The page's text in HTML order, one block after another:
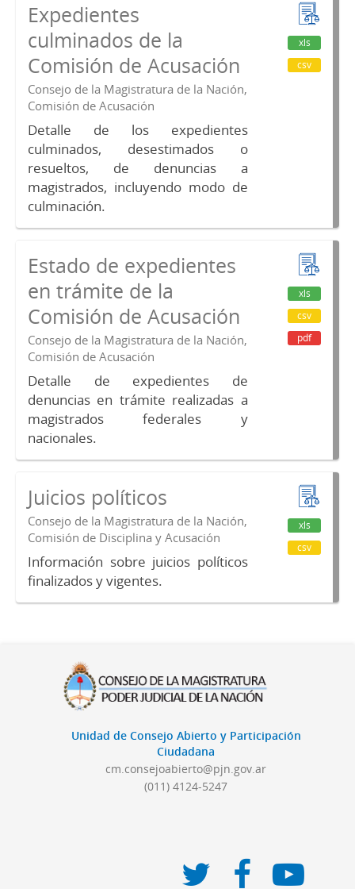
Expedientes
culminados de la
Comisión de Acusación
Consejo de la Magistratura de la Nación,
Comisión de Acusación
Detalle de los expedientes
culminados, desestimados o
resueltos, de denuncias a
magistrados, incluyendo modo de
culminación.
xls
csv
Estado de expedientes
en trámite de la
Comisión de Acusación
Consejo de la Magistratura de la Nación,
Comisión de Acusación
Detalle de expedientes de
denuncias en trámite realizadas a
magistrados federales y
nacionales.
xls
csv
pdf
Juicios políticos
Consejo de la Magistratura de la Nación,
Comisión de Disciplina y Acusación
Información sobre juicios políticos
finalizados y vigentes.
xls
csv
Unidad de Consejo Abierto y Participación
Ciudadana
cm.consejoabierto@pjn.gov.ar
(011) 4124-5247